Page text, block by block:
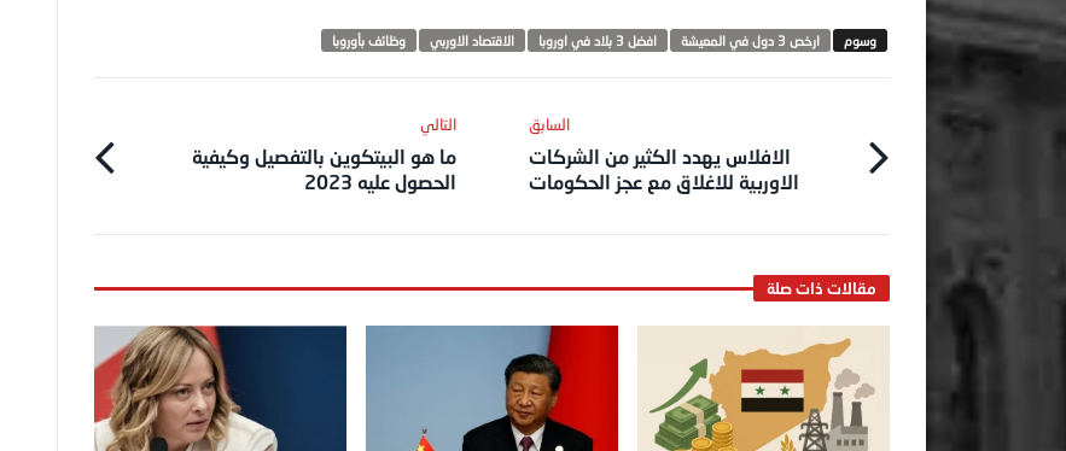
ارخص 3 دول في المعيشة افضل 3 بلاد في اوروبا الاقتصاد الاوربي وظائف بأوروبا
‎السابق
الافلاس يهدد الكثير من الشركات
الاوربية للاغلاق مع عجز الحكومات
‎التالي
ما هو البيتكوين بالتفصيل وكيفية
الحصول عليه 2023